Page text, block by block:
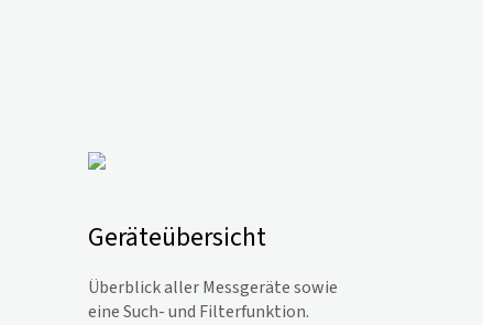
Geräteübersicht
Überblick aller Messgeräte sowie
eine Such- und Filterfunktion.